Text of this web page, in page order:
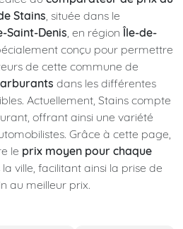
Stains, située dans le
Saint-Denis, en région Île-de-
conçu pour permettre
de cette commune de
dans les différentes
Actuellement, Stains compte
offrant ainsi une variété
Grâce à cette page,
le prix moyen pour chaque
ville, facilitant ainsi la prise de
au meilleur prix.